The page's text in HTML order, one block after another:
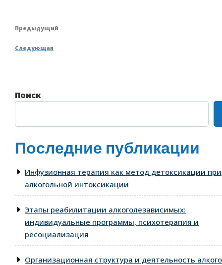
Навигация
по
записям
Предыдущая
Предыдущий
Следующая
Следующая
Поиск
Последние публикации
Инфузионная терапия как метод детоксикации при
алкогольной интоксикации
Этапы реабилитации алкоголезависимых:
индивидуальные программы, психотерапия и
ресоциализация
Организационная структура и деятельность